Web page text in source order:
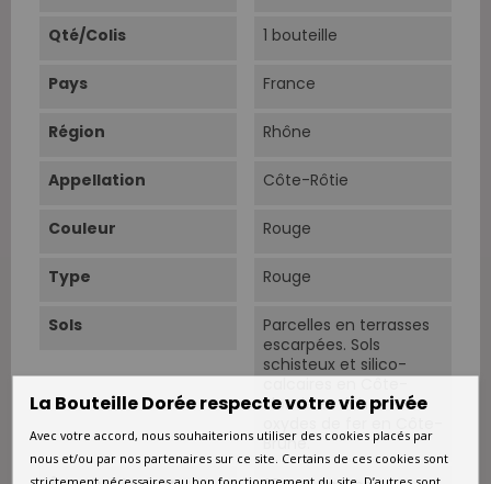
Qté/Colis 1 bouteille
Pays France
Région Rhône
Appellation Côte-Rôtie
Couleur Rouge
Type Rouge
Sols
Parcelles en terrasses
escarpées. Sols
schisteux et silico-
Blonde et riches en
Brune.
La Bouteille Dorée respecte votre vie privée
Avec votre accord, nous souhaiterions utiliser des cookies placés par
nous et/ou par nos partenaires sur ce site. Certains de ces cookies sont
strictement nécessaires au bon fonctionnement du site. D’autres sont